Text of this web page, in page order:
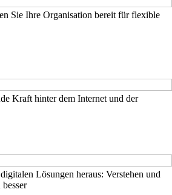
Sie Ihre Organisation bereit für flexible
Kraft hinter dem Internet und der
Lösungen heraus: Verstehen und